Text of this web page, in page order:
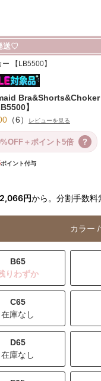
送♡
【LB5500】
Bra&Shorts&Choker
】
（6） レビューを見る
＋ポイント5倍 ?
円から。分割手数料
カラー
B65
りわずか
C65
在庫なし
D65
在庫なし